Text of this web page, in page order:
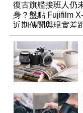
復古旗艦接班人仍
身？盤點 Fujifilm
近期傳聞與現實差